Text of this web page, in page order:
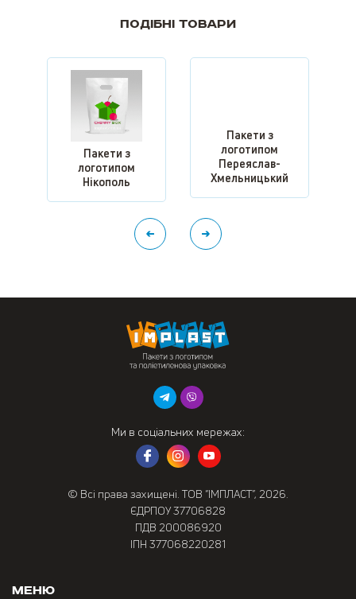
Подібні товари
Пакети з
логотипом
Нікополь
Пакети з
логотипом
Переяслав-
Хмельницький
Ми в соціальних мережах:
© Всі права захищені. ТОВ “ІМПЛАСТ”, 2026.
ЄДРПОУ 37706828
ПДВ 200086920
ІПН 377068220281
Меню